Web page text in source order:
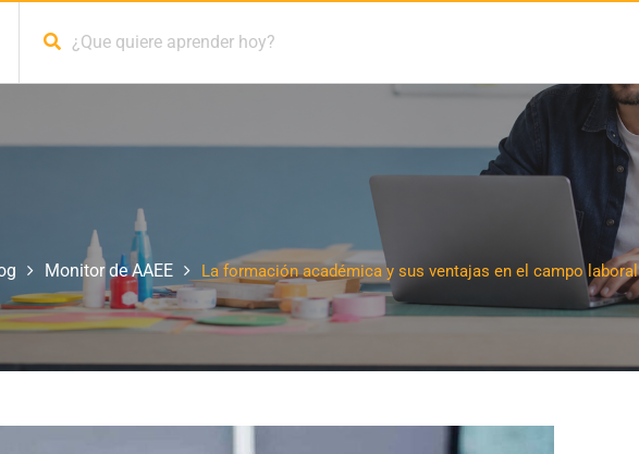
Monitor de AAEE La formación académica y sus ventajas en el campo laboral